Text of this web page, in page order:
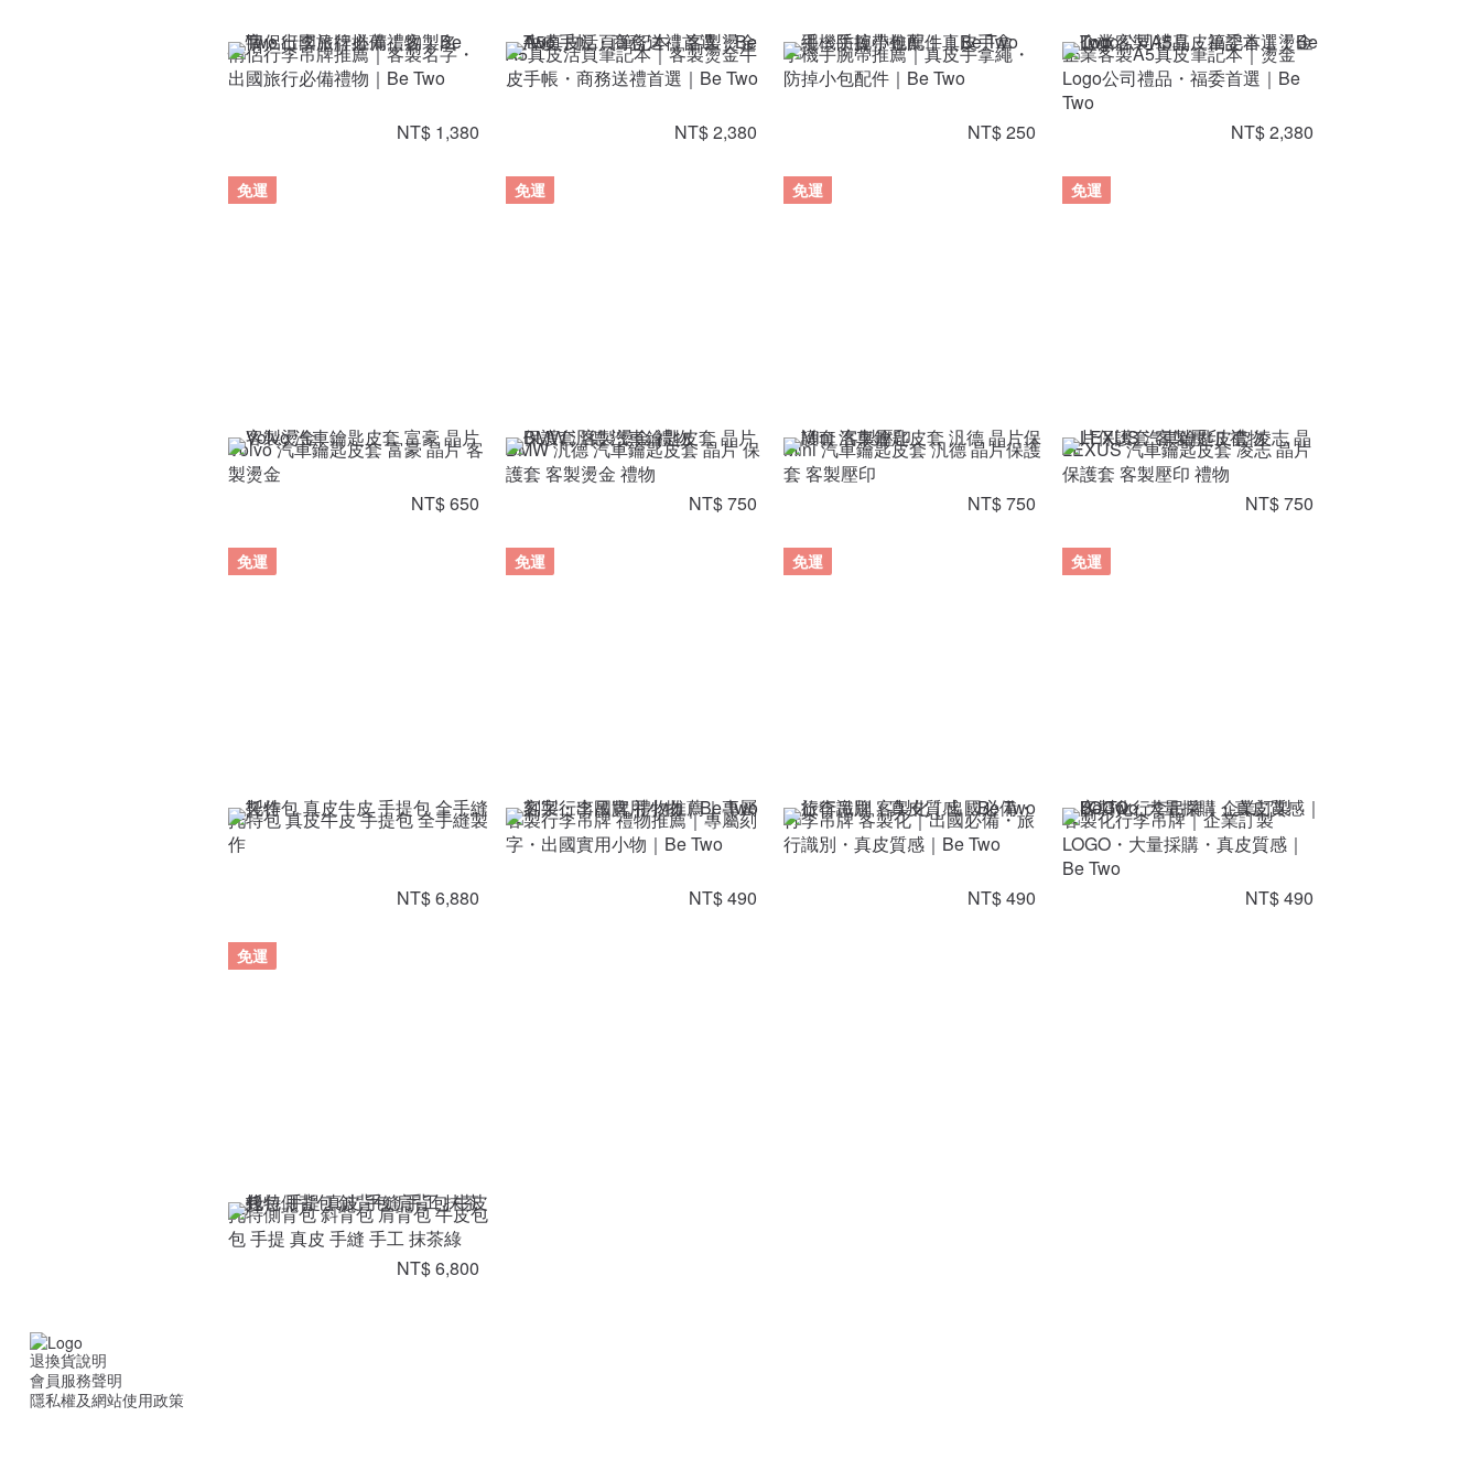
情侶行李吊牌推薦｜客製名字・
出國旅行必備禮物｜Be Two
NT$ 1,380
A5真皮活頁筆記本｜客製燙金牛
皮手帳・商務送禮首選｜Be Two
NT$ 2,380
手機手腕帶推薦｜真皮手拿繩・
防掉小包配件｜Be Two
NT$ 250
企業客製A5真皮筆記本｜燙金
Logo公司禮品・福委首選｜Be
Two
NT$ 2,380
免運
Volvo 汽車鑰匙皮套 富豪 晶片 客
製燙金
NT$ 650
免運
BMW 汎德 汽車鑰匙皮套 晶片 保
護套 客製燙金 禮物
NT$ 750
免運
Mini 汽車鑰匙皮套 汎德 晶片保護
套 客製壓印
NT$ 750
免運
LEXUS 汽車鑰匙皮套 凌志 晶片
保護套 客製壓印 禮物
NT$ 750
免運
托特包 真皮牛皮 手提包 全手縫製
作
NT$ 6,880
免運
客製行李吊牌 禮物推薦｜專屬刻
字・出國實用小物｜Be Two
NT$ 490
免運
行李吊牌 客製化｜出國必備・旅
行識別・真皮質感｜Be Two
NT$ 490
免運
客製化行李吊牌｜企業訂製
LOGO・大量採購・真皮質感｜
Be Two
NT$ 490
免運
托特側背包 斜背包 肩背包 牛皮包
包 手提 真皮 手縫 手工 抹茶綠
NT$ 6,800
退換貨說明
會員服務聲明
隱私權及網站使用政策